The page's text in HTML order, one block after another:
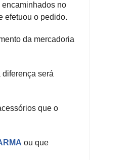
encaminhados no
efetuou o pedido.
da mercadoria
será
que o
ou que